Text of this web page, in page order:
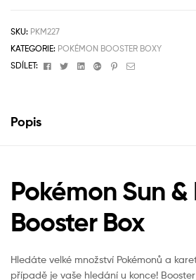
SKU: PKM227
KATEGORIE: POKÉMON BOOSTER BOXY
SDÍLET:
FacebookTwitterLinkedinGoogle+Pinterest
Email
Popis
Pokémon Sun
Booster Box
Hledáte velké množství Pokémonů a
případě je vaše hledání u konce!